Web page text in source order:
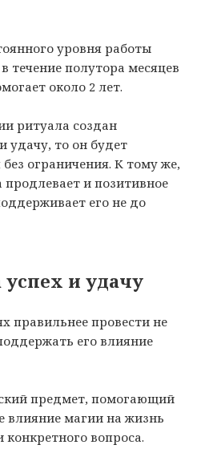
уровня работы
течение полутора месяцев
около 2 лет.
ритуала создан
удачу, то он будет
ограничения. К тому же,
и позитивное
его не до
и удачу
правильнее провести не
его влияние
предмет, помогающий
влияние магии на жизнь
вопроса.